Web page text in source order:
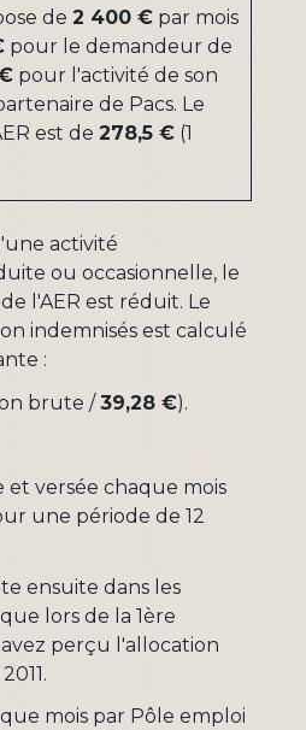
de 2 400 € par mois
pour le demandeur de
pour l'activité de son
de Pacs. Le
est de 278,5 € (1
activité
ou occasionnelle, le
l'AER est réduit. Le
indemnisés est calculé
:
brute /39,28 €).
et versée chaque mois
une période de 12
ensuite dans les
lors de la 1ère
perçu l'allocation
mois par Pôle emploi